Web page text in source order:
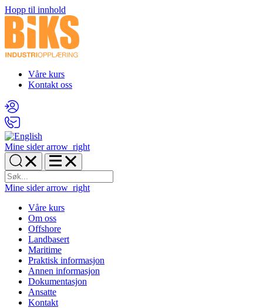
Hopp til innhold
Våre kurs
Kontakt oss
Mine sider arrow_right
Mine sider arrow_right
Våre kurs
Om oss
Offshore
Landbasert
Maritime
Praktisk informasjon
Annen informasjon
Dokumentasjon
Ansatte
Kontakt